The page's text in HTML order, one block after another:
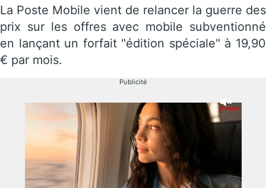
La Poste Mobile vient de relancer la guerre des
prix sur les offres avec mobile subventionné
en lançant un forfait "édition spéciale" à 19,90
€ par mois.
Publicité